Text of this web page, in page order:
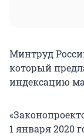
Минтруд
который
индексацию
1 января 2020